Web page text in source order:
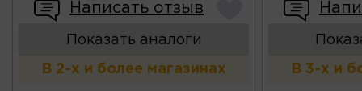
Написать отзыв
Показать аналоги
В 2-х и более магазинах В 3-х и